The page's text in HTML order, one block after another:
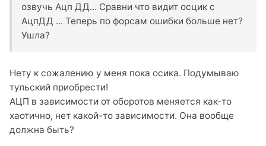
озвучь Ацп ДД... Сравни что видит осцик с
АцпДД ... Теперь по форсам ошибки больше нет?
Ушла?
Нету к сожалению у меня пока осика. Подумываю
тульский приобрести!
АЦП в зависимости от оборотов меняется как-то
хаотично, нет какой-то зависимости. Она вообще
должна быть?